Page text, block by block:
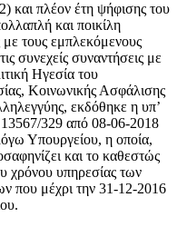
και πλέον έτη ψήφισης του
και ποικίλη
τους εμπλεκόμενους
συνεχείς συναντήσεις με
Ηγεσία του
Κοινωνικής Ασφάλισης
εκδόθηκε η υπ’
329 από 08-06-2018
Υπουργείου, η οποία,
και το καθεστώς
χρόνου υπηρεσίας των
που μέχρι την 31-12-2016